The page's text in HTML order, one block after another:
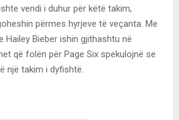
vendi i duhur për këtë takim,
përmes hyrjeve të veçanta. Me
Hailey Bieber ishin gjithashtu në
që folën për Page Six spekulojnë se
një takim i dyfishtë.